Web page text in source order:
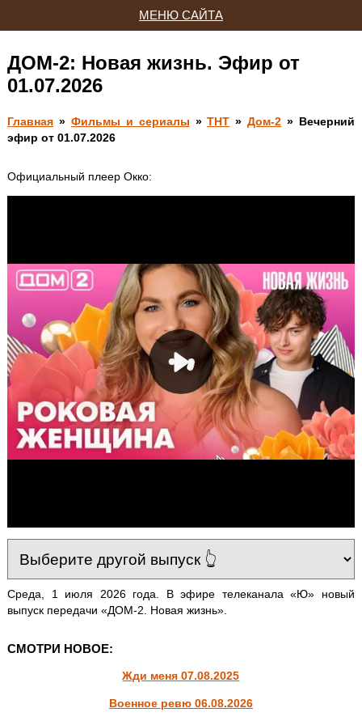
ДОМ-2: Новая жизнь. Эфир от
01.07.2026
Главная» Фильмы и сериалы »ТНТ »Дом-2 » Вечерний
эфир от 01.07.2026
Официальный плеер Окко:
Среда, 1 июля 2026 года. В эфире телеканала «Ю» новый
выпуск передачи «ДОМ-2. Новая жизнь».
СМОТРИ НОВОЕ:
Жди меня 07.08.2025
Военное ревю 06.08.2026
МЕНЮ САЙТА